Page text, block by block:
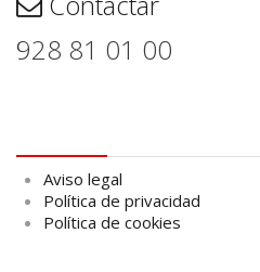
928 81 01 00
Aviso legal
Política de privacidad
Política de cookies